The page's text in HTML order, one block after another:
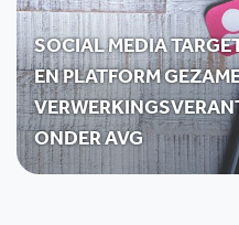
SOCIAL MEDIA
EN PLATFORM
ONDER AVG